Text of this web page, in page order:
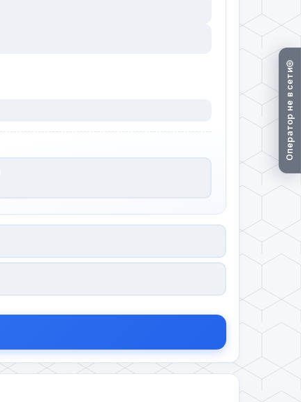
Оператор не в сети